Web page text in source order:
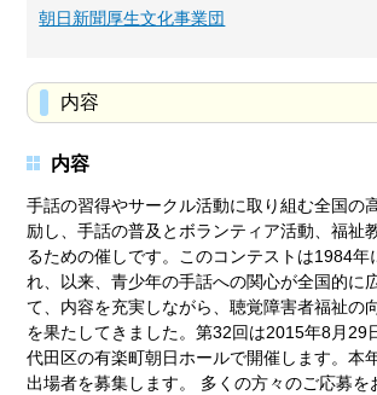
朝日新聞厚生文化事業団
内容
内容
手話の習得やサークル活動に取り組む全国の
励し、手話の普及とボランティア活動、福祉
るための催しです。このコンテストは1984年
れ、以来、青少年の手話への関心が全国的に
て、内容を充実しながら、聴覚障害者福祉の
を果たしてきました。第32回は2015年8月29
代田区の有楽町朝日ホールで開催します。本
出場者を募集します。 多くの方々のご応募を